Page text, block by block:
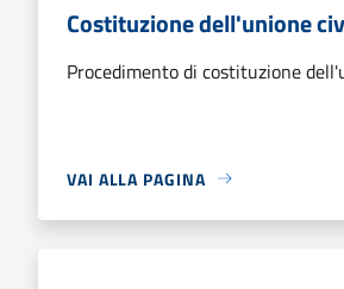
Costituzione dell'unione
Procedimento di costituzione
VAI ALLA PAGINA